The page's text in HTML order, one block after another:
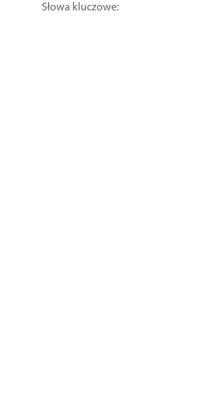
Słowa kluczowe: